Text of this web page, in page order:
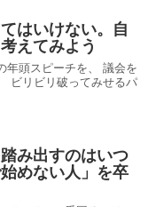
はいけない。自
えてみよう
年頭スピーチを、 議会を
ビリビリ破ってみせるパ
み出すのはいつ
めない人」を卒